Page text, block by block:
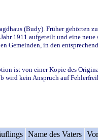
(Budy). Früher gehörten
1911 aufgeteilt und eine
in den
ist von einer Kopie des
wird kein Anspruch auf
Name des Vaters